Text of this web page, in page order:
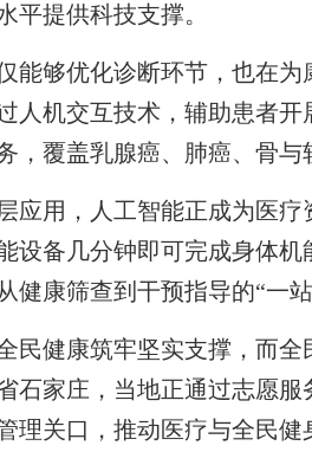
平提供科技支撑。
够优化诊断环节，也在为
人机交互技术，辅助患者
，覆盖乳腺癌、肺癌、骨
用，人工智能正成为医疗
设备几分钟即可完成身体
健康筛查到干预指导的“一
健康筑牢坚实支撑，而全
石家庄，当地正通过志愿
理关口，推动医疗与全民健